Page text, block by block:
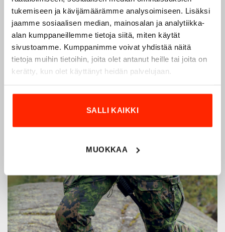
tukemiseen ja kävijämäärämme analysoimiseen. Lisäksi
jaamme sosiaalisen median, mainosalan ja analytiikka-
alan kumppaneillemme tietoja siitä, miten käytät
sivustoamme. Kumppanimme voivat yhdistää näitä
tietoja muihin tietoihin, joita olet antanut heille tai joita on
kerätty, kun olet käyttänyt heidän palvelujaan.
SALLI KAIKKI
MUOKKAA